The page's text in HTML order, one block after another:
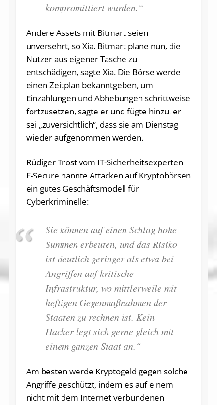
kompromittiert wurden.“
Andere Assets mit Bitmart seien
unversehrt, so Xia. Bitmart plane nun, die
Nutzer aus eigener Tasche zu
entschädigen, sagte Xia. Die Börse werde
einen Zeitplan bekanntgeben, um
Einzahlungen und Abhebungen schrittweise
fortzusetzen, sagte er und fügte hinzu, er
sei „zuversichtlich“, dass sie am Dienstag
wieder aufgenommen werden.
Rüdiger Trost vom IT-Sicherheitsexperten
F-Secure nannte Attacken auf Kryptobörsen
ein gutes Geschäftsmodell für
Cyberkriminelle:
Sie können auf einen Schlag hohe
Summen erbeuten, und das Risiko
ist deutlich geringer als etwa bei
Angriffen auf kritische
Infrastruktur, wo mittlerweile mit
heftigen Gegenmaßnahmen der
Staaten zu rechnen ist. Kein
Hacker legt sich gerne gleich mit
einem ganzen Staat an.“
Am besten werde Kryptogeld gegen solche
Angriffe geschützt, indem es auf einem
nicht mit dem Internet verbundenen